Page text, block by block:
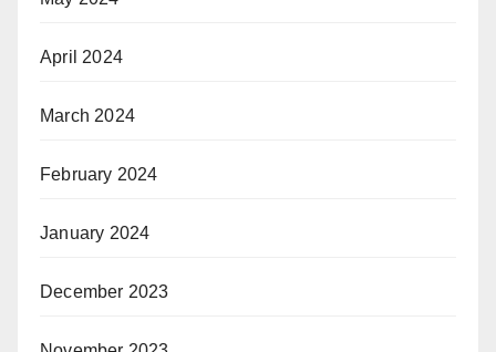
April 2024
March 2024
February 2024
January 2024
December 2023